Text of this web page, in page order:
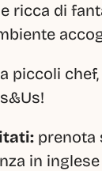
ricca di
piccoli
prenota
in